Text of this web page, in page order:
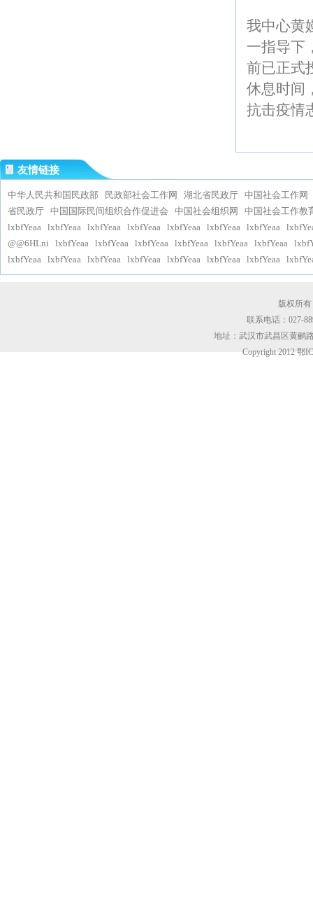
我中心黄
一指导下
前已正式
休息时间
抗击疫情
友情链接
中华人民共和国民政部 民政部社会工作网 湖北省民政厅 中国社会工作网
省民政厅 中国国际民间组织合作促进会 中国社会组织网
中国社会工作教
lxbfYeaa lxbfYeaa lxbfYeaa lxbfYeaa lxbfYeaa lxbfYeaa lxbfYeaa
@@6HLni
lxbfYeaa lxbfYeaa lxbfYeaa lxbfYeaa lxbfYeaa lxbfYeaa
lxbfYeaa lxbfYeaa lxbfYeaa lxbfYeaa lxbfYeaa lxbfYeaa lxbfYeaa
版权所
联系电话：027-
地址：武汉市武昌区黄鹂
Copyright 2012 鄂